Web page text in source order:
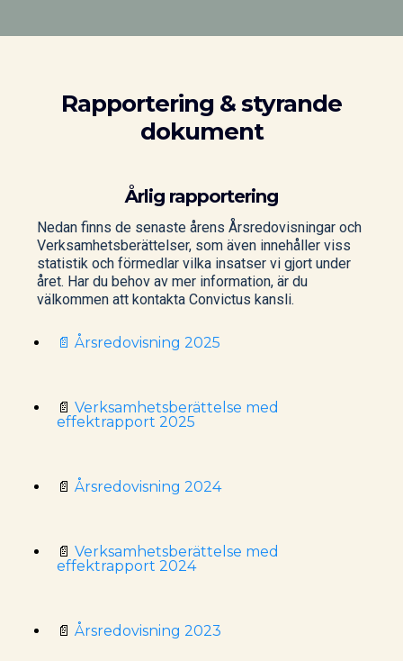
Rapportering & styrande
dokument
Årlig rapportering
Nedan finns de senaste årens Årsredovisningar och
Verksamhetsberättelser, som även innehåller viss
statistik och förmedlar vilka insatser vi gjort under
året. Har du behov av mer information, är du
välkommen att kontakta Convictus kansli.
📄 Årsredovisning 2025
📄 Verksamhetsberättelse med
effektrapport 2025
📄 Årsredovisning 2024
📄 Verksamhetsberättelse med
effektrapport 2024
📄 Årsredovisning 2023